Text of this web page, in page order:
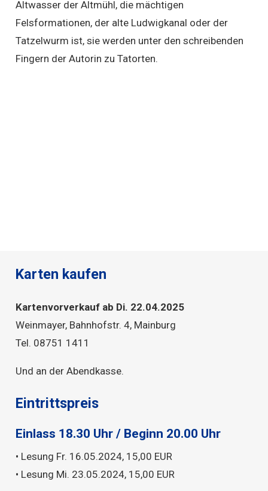
Altwasser der Altmühl, die mächtigen
Felsformationen, der alte Ludwigkanal oder der
Tatzelwurm ist, sie werden unter den schreibenden
Fingern der Autorin zu Tatorten.
Karten kaufen
Kartenvorverkauf ab Di. 22.04.2025
Weinmayer, Bahnhofstr. 4, Mainburg
Tel. 08751 1411
Und an der Abendkasse.
Eintrittspreis
Einlass 18.30 Uhr / Beginn 20.00 Uhr
• Lesung Fr. 16.05.2024, 15,00 EUR
• Lesung Mi. 23.05.2024, 15,00 EUR